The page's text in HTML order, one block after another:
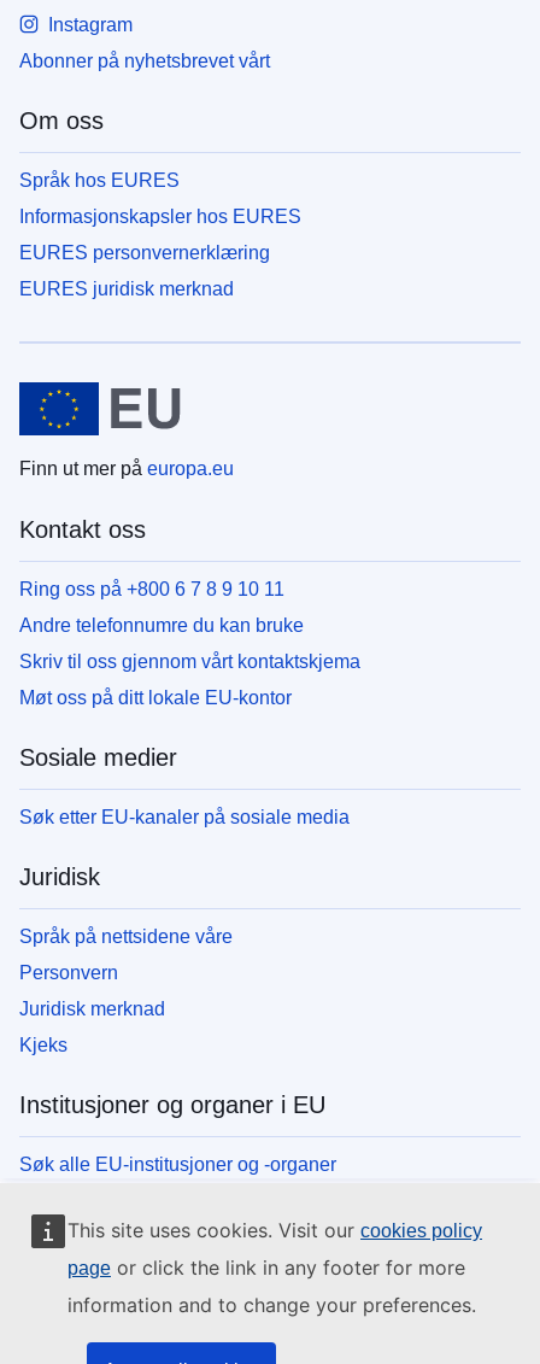
This site uses cookies. Visit our cookies policy
page or click the link in any footer for more
information and to change your preferences.
Instagram
Abonner på nyhetsbrevet vårt
Om oss
Språk hos EURES
Informasjonskapsler hos EURES
EURES personvernerklæring
EURES juridisk merknad
Finn ut mer på europa.eu
Kontakt oss
Ring oss på +800 6 7 8 9 10 11
Andre telefonnumre du kan bruke
Skriv til oss gjennom vårt kontaktskjema
Møt oss på ditt lokale EU-kontor
Sosiale medier
Søk etter EU-kanaler på sosiale media
Juridisk
Språk på nettsidene våre
Personvern
Juridisk merknad
Kjeks
Institusjoner og organer i EU
Søk alle EU-institusjoner og -organer